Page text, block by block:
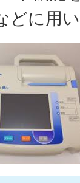
どに用い